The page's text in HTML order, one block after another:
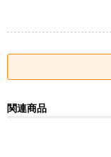
関連商品